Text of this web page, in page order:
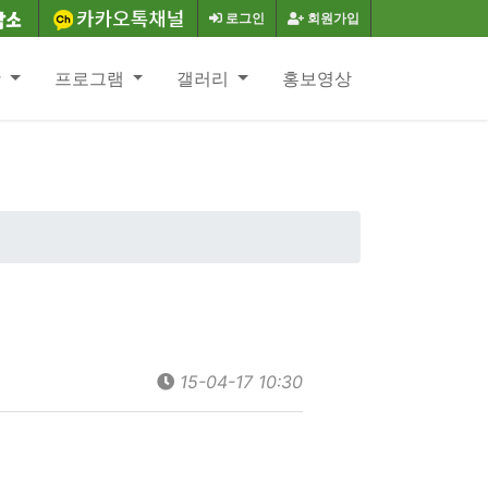
회원가입
로그인
프로그램 갤러리 홍보영상
15-04-17 10:30